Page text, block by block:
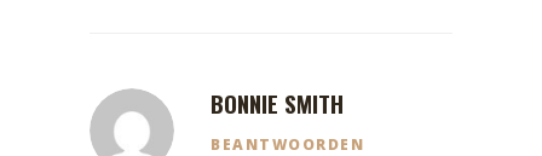
BONNIE SMITH
BEANTWOORDEN